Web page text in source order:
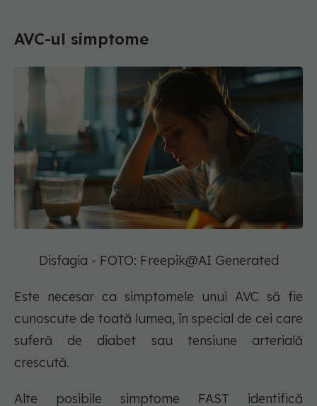
AVC-ul simptome
Disfagia - FOTO: Freepik@AI Generated
Este necesar ca simptomele unui AVC să fie
cunoscute de toată lumea, în special de cei care
suferă de diabet sau tensiune arterială
crescută.
Alte posibile simptome FAST identifică